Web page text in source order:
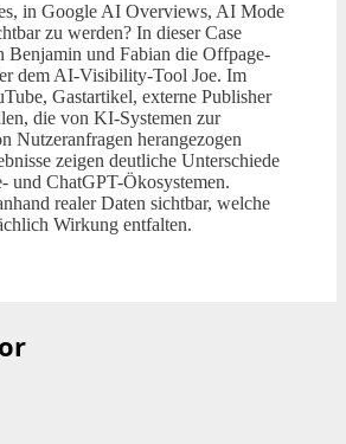
in Google AI Overviews, AI Mode
zu werden? In dieser Case
Benjamin und Fabian die Offpage-
dem AI-Visibility-Tool Joe. Im
Gastartikel, externe Publisher
die von KI-Systemen zur
Nutzeranfragen herangezogen
zeigen deutliche Unterschiede
und ChatGPT-Ökosystemen.
realer Daten sichtbar, welche
Wirkung entfalten.